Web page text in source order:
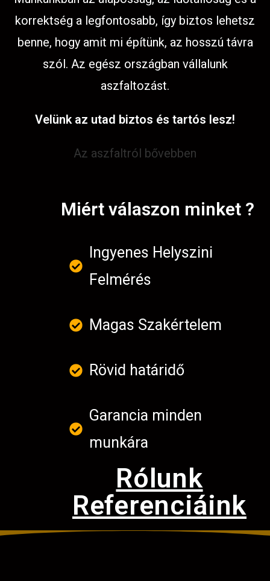
korrektség a legfontosabb, így biztos lehetsz
benne, hogy amit mi építünk, az hosszú távra
szól. Az egész országban vállalunk
aszfaltozást.
Velünk az utad biztos és tartós lesz!
Az aszfaltról bővebben
Miért válaszon minket ?
Ingyenes Helyszini
Felmérés
Magas Szakértelem
Rövid határidő
Garancia minden
munkára
Rólunk
Referenciáink